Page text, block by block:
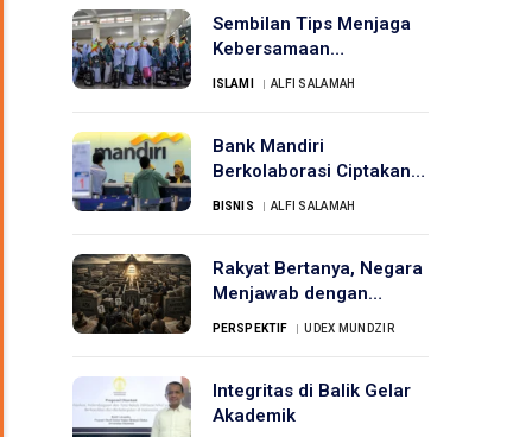
Sembilan Tips Menjaga
Kebersamaan
Rombongan di Masjid
ISLAMI ALFI SALAMAH
Bank Mandiri
Berkolaborasi Ciptakan
Smart Financing untuk
BISNIS ALFI SALAMAH
Rakyat Bertanya, Negara
Menjawab dengan
Prosedur
PERSPEKTIF UDEX MUNDZIR
Integritas di Balik Gelar
Akademik